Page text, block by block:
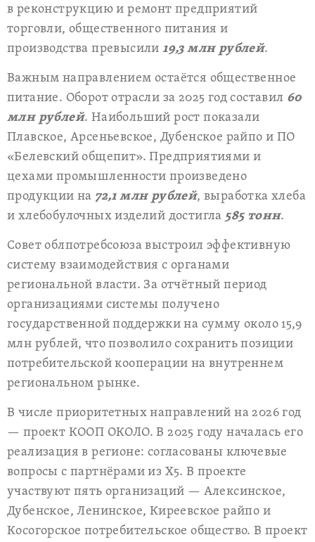
в реконструкцию и ремонт предприятий
торговли, общественного питания и
производства превысили19,3 млн рублей.
Важным направлением остаётся общественное
питание. Оборот отрасли за 2025 год составил 60
млн рублей. Наибольший рост показали
Плавское, Арсеньевское, Дубенское райпо и ПО
«Белевский общепит». Предприятиями и
цехами промышленности произведено
продукции на 72,1 млн рублей, выработка хлеба
и хлебобулочных изделий достигла 585 тонн.
Совет облпотребсоюза выстроил эффективную
систему взаимодействия с органами
региональной власти. За отчётный период
организациями системы получено
государственной поддержки на сумму около 15,9
млн рублей, что позволило сохранить позиции
потребительской кооперации на внутреннем
региональном рынке.
В числе приоритетных направлений на 2026 год
— проект КООП ОКОЛО. В 2025 году началась его
реализация в регионе: согласованы ключевые
вопросы с партнёрами из Х5. В проекте
участвуют пять организаций — Алексинское,
Дубенское, Ленинское, Киреевское райпо и
Косогорское потребительское общество. В проект